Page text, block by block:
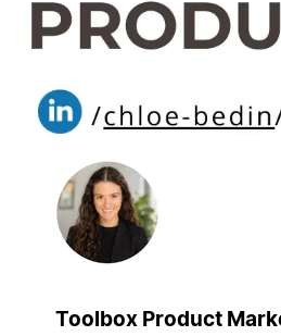
Toolbox Product